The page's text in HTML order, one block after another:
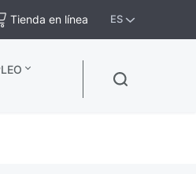
Tienda en línea ES